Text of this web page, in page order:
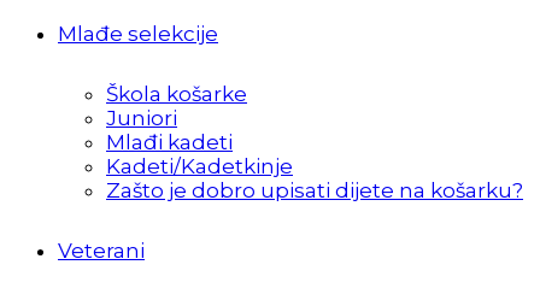
Mlađe selekcije
Škola košarke
Juniori
Mlađi kadeti
Kadeti/Kadetkinje
Zašto je dobro upisati dijete na košarku?
Veterani